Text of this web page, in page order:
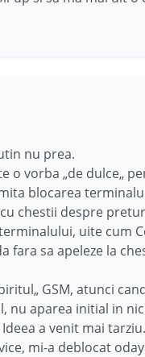
nu prea.
o vorba „de dulce„
blocarea
chestii despre
uite cum
fara sa apeleze la
GSM, atunci
nu aparea initial in
a venit mai tarziu.
mi-a deblocat